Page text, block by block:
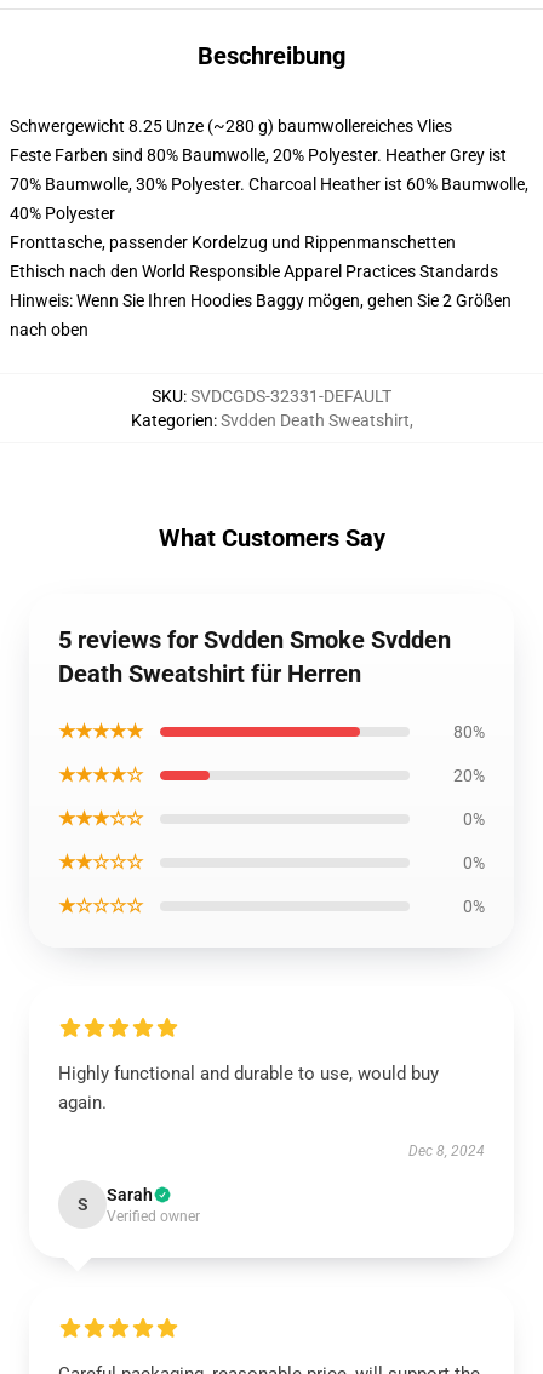
Beschreibung
Schwergewicht 8.25 Unze (~280 g) baumwollereiches Vlies
Feste Farben sind 80% Baumwolle, 20% Polyester. Heather Grey ist
70% Baumwolle, 30% Polyester. Charcoal Heather ist 60% Baumwolle,
40% Polyester
Fronttasche, passender Kordelzug und Rippenmanschetten
Ethisch nach den World Responsible Apparel Practices Standards
Hinweis: Wenn Sie Ihren Hoodies Baggy mögen, gehen Sie 2 Größen
nach oben
SKU:SVDCGDS-32331-DEFAULT
Kategorien:Svdden Death Sweatshirt,
What Customers Say
5 reviews for Svdden Smoke Svdden
Death Sweatshirt für Herren
★★★★★ 80%
★★★★☆ 20%
★★★☆☆ 0%
★★☆☆☆ 0%
★☆☆☆☆ 0%
Highly functional and durable to use, would buy
again.
Dec 8, 2024
S Sarah
Verified owner